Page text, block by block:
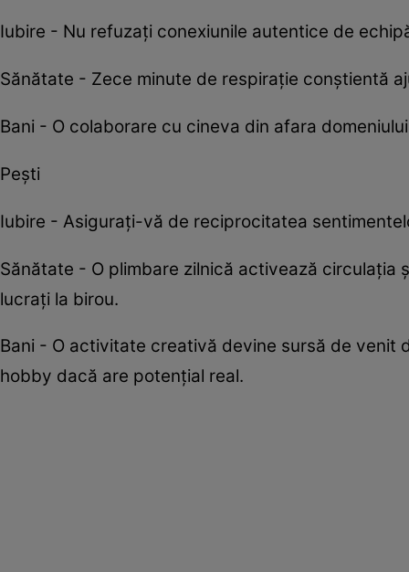
Iubire - Nu refuzați conexiunile autentice de
Sănătate - Zece minute de respirație conștientă
Bani - O colaborare cu cineva din afara
Pești
Iubire - Asigurați-vă de reciprocitatea
Sănătate - O plimbare zilnică activează circulația
lucrați la birou.
Bani - O activitate creativă devine sursă de
hobby dacă are potențial real.